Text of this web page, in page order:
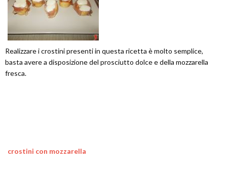
Realizzare i crostini presenti in questa ricetta è molto semplice,
basta avere a disposizione del prosciutto dolce e della mozzarella
fresca.
crostini con mozzarella